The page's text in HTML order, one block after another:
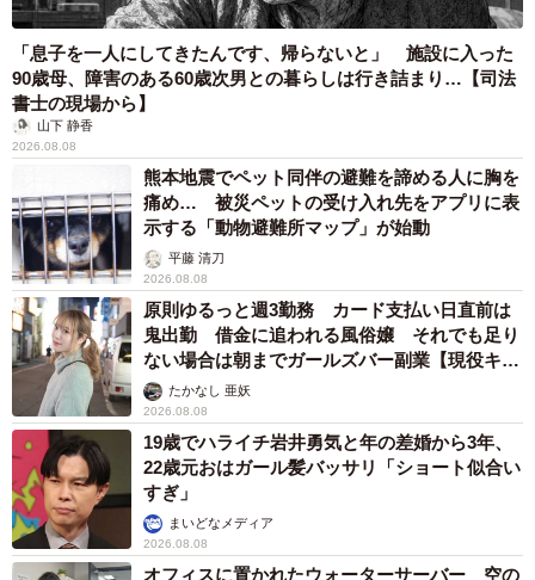
「息子を一人にしてきたんです、帰らないと」 施設に入った
90歳母、障害のある60歳次男との暮らしは行き詰まり…【司法
書士の現場から】
山下 静香
2026.08.08
熊本地震でペット同伴の避難を諦める人に胸を
痛め… 被災ペットの受け入れ先をアプリに表
示する「動物避難所マップ」が始動
平藤 清刀
2026.08.08
原則ゆるっと週3勤務 カード支払い日直前は
鬼出勤 借金に追われる風俗嬢 それでも足り
ない場合は朝までガールズバー副業【現役キャ
ストに取材】
たかなし 亜妖
2026.08.08
19歳でハライチ岩井勇気と年の差婚から3年、
22歳元おはガール髪バッサリ「ショート似合い
すぎ」
まいどなメディア
2026.08.08
オフィスに置かれたウォーターサーバー 空の